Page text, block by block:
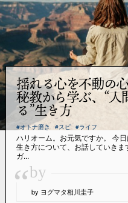
揺れる心を不動の
秘教から学ぶ、“人
る”生き方
#オトナ磨き #スピ #ライフ
ハリオーム。お元気ですか。 今
生き方について、お話していきま
ガ...
“by
by ヨグマタ相川圭子